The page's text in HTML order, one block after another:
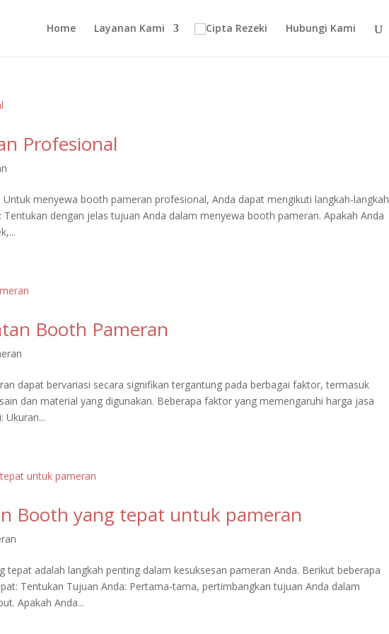
Home Layanan Kami Hubungi Kami
Profesional
menyewa booth pameran profesional, Anda dapat mengikuti langkah-langkah
dengan jelas tujuan Anda dalam menyewa booth pameran. Apakah Anda
Booth Pameran
dapat bervariasi secara signifikan tergantung pada berbagai faktor, termasuk
dan material yang digunakan. Beberapa faktor yang memengaruhi harga jasa
Booth yang tepat untuk pameran
adalah langkah penting dalam kesuksesan pameran Anda. Berikut beberapa
Tentukan Tujuan Anda: Pertama-tama, pertimbangkan tujuan Anda dalam
Apakah Anda...